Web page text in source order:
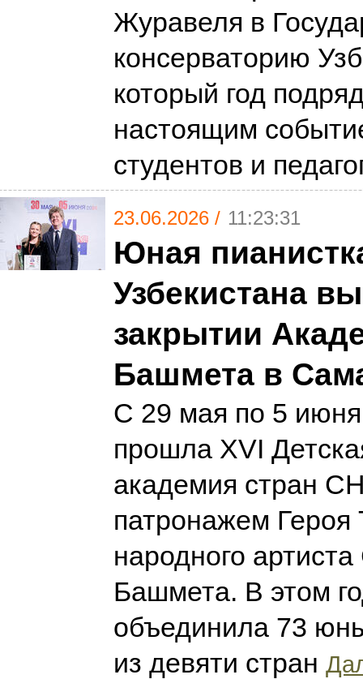
Журавеля в
консерваторию
который год
настоящим
студентов и
23.06.2026 / 11:23:31
Юная
Узбекистана
закрытии
Башмета в
С 29 мая по 5
прошла XVI
академия стран
патронажем Героя
народного
Башмета. В этом
объединила 73
из девяти стран